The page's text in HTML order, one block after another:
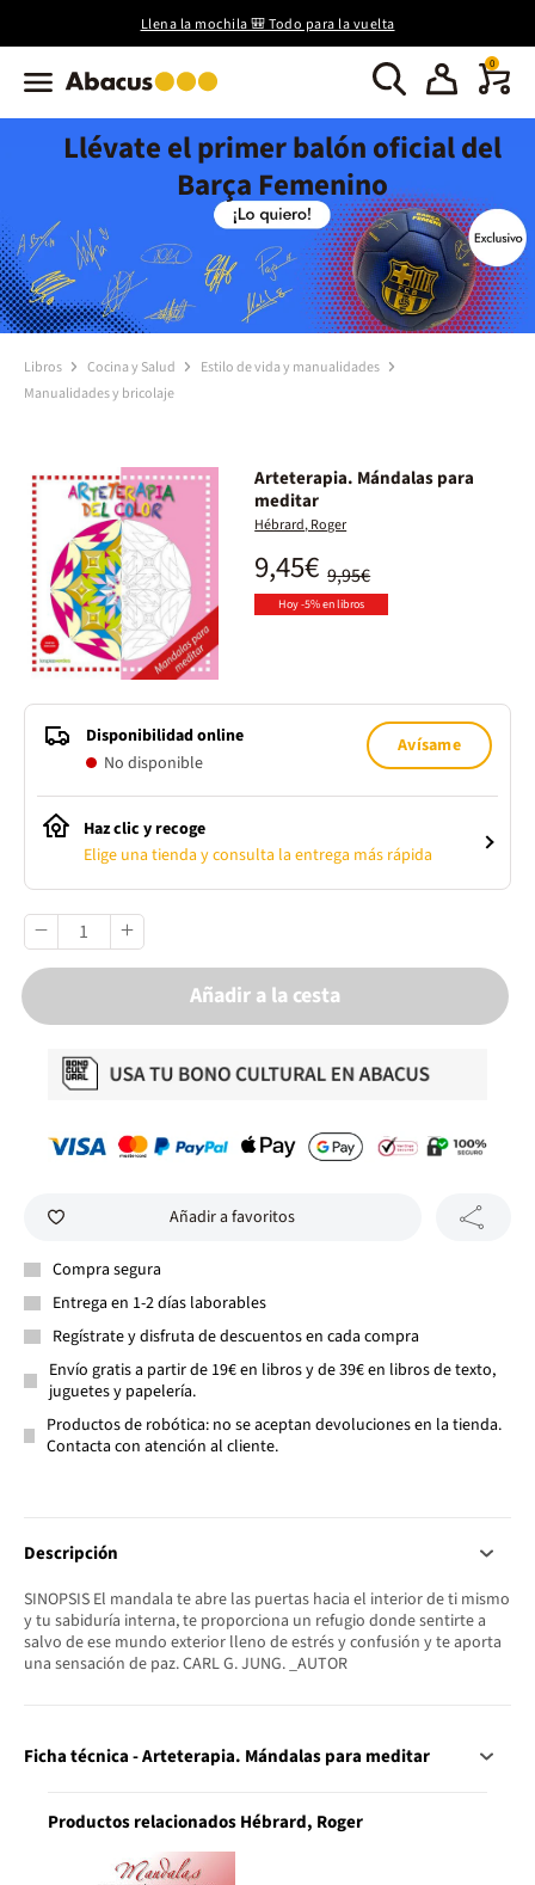
Llena la mochila 🎒 Todo para la vuelta
0
Llévate el primer balón oficial del
Barça Femenino
Libros Cocina y Salud
Estilo de vida y manualidades
Manualidades y bricolaje
Arteterapia. Mándalas para
meditar
Hébrard, Roger
9,95€
9,45€
Hoy -5% en libros
Disponibilidad online
No disponible
Avísame
Haz clic y recoge
Elige una tienda y consulta la entrega más rápida
Añadir a la cesta
Añadir a favoritos
Compra segura
Entrega en 1-2 días laborables
Regístrate y disfruta de descuentos en cada compra
Envío gratis a partir de 19€ en libros y de 39€ en libros de texto,
juguetes y papelería.
Productos de robótica: no se aceptan devoluciones en la tienda.
Contacta con atención al cliente.
Descripción
SINOPSIS El mandala te abre las puertas hacia el interior de ti mismo
y tu sabiduría interna, te proporciona un refugio donde sentirte a
salvo de ese mundo exterior lleno de estrés y confusión y te aporta
una sensación de paz. CARL G. JUNG. _AUTOR
Ficha técnica - Arteterapia. Mándalas para meditar
Productos relacionados Hébrard, Roger